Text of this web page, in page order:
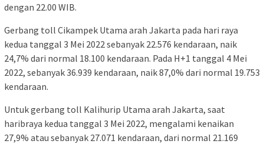
dengan 22.00 WIB.
Gerbang toll Cikampek Utama arah Jakarta pada hari raya
kedua tanggal 3 Mei 2022 sebanyak 22.576 kendaraan, naik
24,7% dari normal 18.100 kendaraan. Pada H+1 tanggal 4 Mei
2022, sebanyak 36.939 kendaraan, naik 87,0% dari normal 19.753
kendaraan.
Untuk gerbang toll Kalihurip Utama arah Jakarta, saat
haribraya kedua tanggal 3 Mei 2022, mengalami kenaikan
27,9% atau sebanyak 27.071 kendaraan, dari normal 21.169